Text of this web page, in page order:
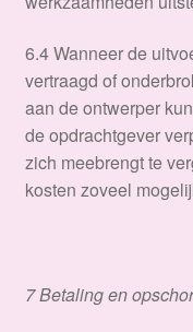
6.4 Wanneer de
vertraagd of
aan de ontwerper
de opdrachtgever
zich meebrengt te
kosten zoveel
7 Betaling en